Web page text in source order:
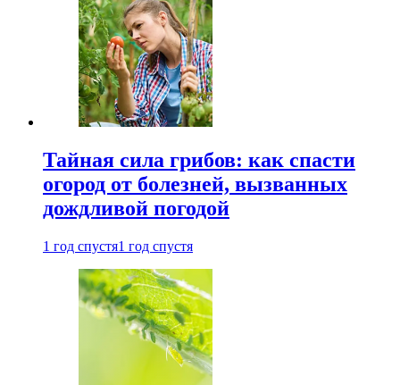
Тайная сила грибов: как спасти
огород от болезней, вызванных
дождливой погодой
1 год спустя1 год спустя